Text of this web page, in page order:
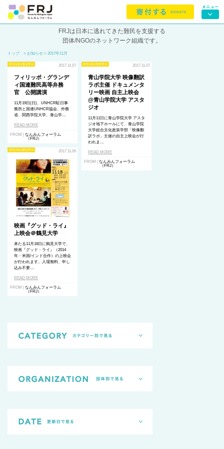
FRJは日本に逃れてきた難民を支援する
団体/NGOのネットワーク組織です。
トップ > お知らせ > 2017年11月
2017.11.07
フィリッポ・グランデ
ィ国連難民高等弁務
官 公開講演
11月19日(日)、UNHCR駐日事
務所と国連UN HCR協会、外務
省、関西学院大学、青山学…
READ MORE
FROM | なんみんフォーラム
（FRJ）
2017.11.07
青山学院大学 映像翻訳
ラボ主催 ドキュメンタ
リー映画 自主上映会
@青山学院大学 アスタ
ジオ
11月11日に青山学院大学 アスタ
ジオ地下ホールにて、青山学院
大学総合文化政策学部「映像翻
訳ラボ」主催の自主上映会が行
われま…
READ MORE
FROM | なんみんフォーラム
（FRJ）
2017.11.06
映画『グッド・ライ』
上映会＠鶴見大学
来たる11月18日に鶴見大学で、
映画『グッド・ライ』（2014
年・米国/インド合作）の上映会
が行われます。入場無料、申し
込み不要…
READ MORE
FROM | なんみんフォーラム
（FRJ）